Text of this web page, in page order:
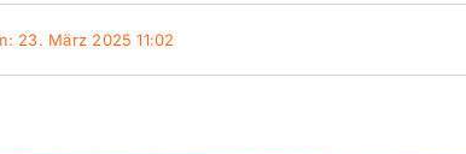
23. März 2025 11:02